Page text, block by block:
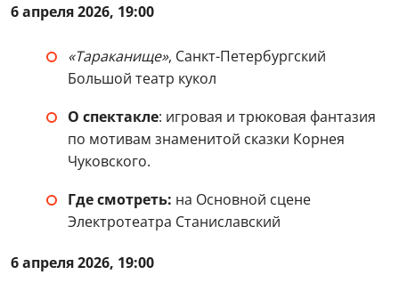
6 апреля 2026, 19:00
«Тараканище», Санкт-Петербургский
Большой театр кукол
О спектакле: игровая и трюковая фантазия
по мотивам знаменитой сказки Корнея
Чуковского.
Где смотреть: на Основной сцене
Электротеатра Станиславский
6 апреля 2026, 19:00